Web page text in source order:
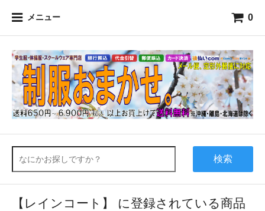
メニュー 0
検索
【レインコート】 に登録されている商品